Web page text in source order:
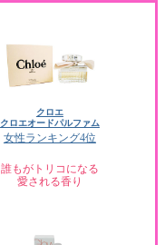
クロエ
クロエオードパルファム
女性ランキング4位
誰もがトリコになる
愛される香り